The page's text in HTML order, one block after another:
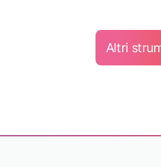
Altri